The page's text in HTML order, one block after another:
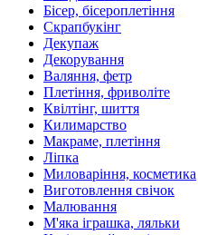
Бісер, бісероплетіння
Скрапбукінг
Декупаж
Декорування
Валяння, фетр
Плетіння, фриволіте
Квілтінг, шиття
Килимарство
Макраме, плетіння
Ліпка
Миловаріння, косметика
Виготовлення свічок
Малювання
М'яка іграшка, ляльки